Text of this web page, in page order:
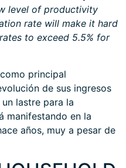
level of productivity
rate will make it hard
to exceed 5.5% for
principal
de sus ingresos
lastre para la
manifestando en la
años, muy a pesar de